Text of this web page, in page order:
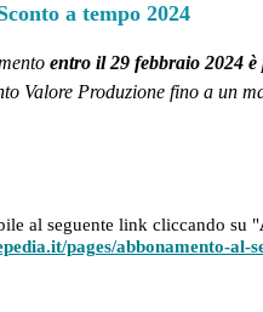
a tempo 2024
entro il 29 febbraio 2024 è
Valore Produzione fino a un
al seguente link cliccando su "
pages/abbonamento-al-